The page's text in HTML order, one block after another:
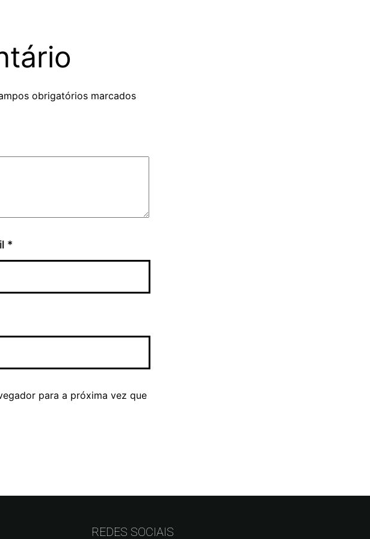
obrigatórios marcados
*
para a próxima vez que
REDES SOCIAIS